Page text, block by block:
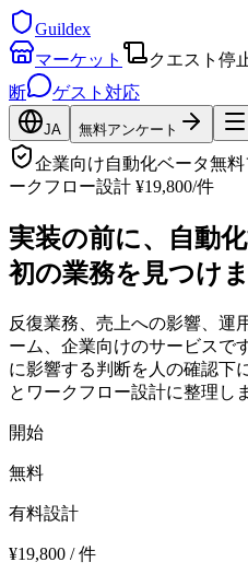
Guildex
マーケット
クエスト 停
断
ゲスト対応
JA 無料アンケート
企業向け自動化ベータ無料
ークフロー設計 ¥19,800/件
実装の前に、自動
初の業務を見つけ
反復業務、売上への影響、運
ーム、企業向けのサービスで
に影響する判断を人の確認下
とワークフロー設計に整理し
開始
無料
有料設計
¥19,800 / 件